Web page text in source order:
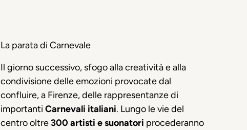
La parata di Carnevale
Il giorno successivo, sfogo alla creatività e alla
condivisione delle emozioni provocate dal
confluire, a Firenze, delle rappresentanze di
importanti Carnevali italiani. Lungo le vie del
centro oltre300 artisti e suonatori procederanno